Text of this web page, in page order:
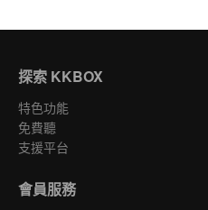
探索 KKBOX
特色功能
免費聽
支援平台
會員服務